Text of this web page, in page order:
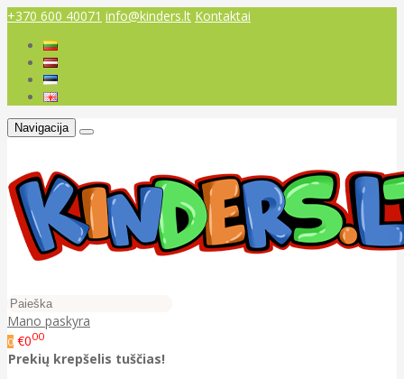
+370 600 40071 info@kinders.lt Kontaktai
Navigacija
Mano paskyra
0 €000
Prekių krepšelis tuščias!